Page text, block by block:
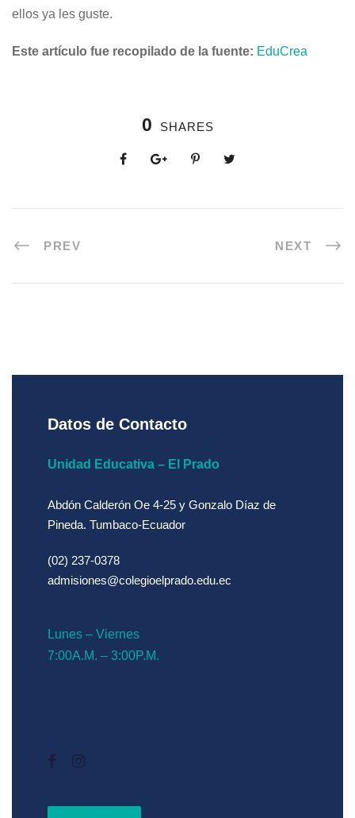
ellos ya les guste.
Este artículo fue recopilado de la fuente: EduCrea
0 SHARES
PREV NEXT
Datos de Contacto
Unidad Educativa – El Prado
Abdón Calderón Oe 4-25 y Gonzalo Díaz de
Pineda. Tumbaco-Ecuador
(02) 237-0378
admisiones@colegioelprado.edu.ec
Lunes – Viernes
7:00A.M. – 3:00P.M.